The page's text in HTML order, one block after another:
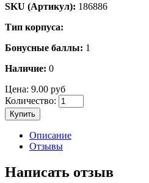
SKU (Артикул): 186886
Тип корпуса:
Бонусные баллы: 1
Наличие: 0
Цена: 9.00 руб
Количество:
Купить
Описание
Отзывы
Написать отзыв